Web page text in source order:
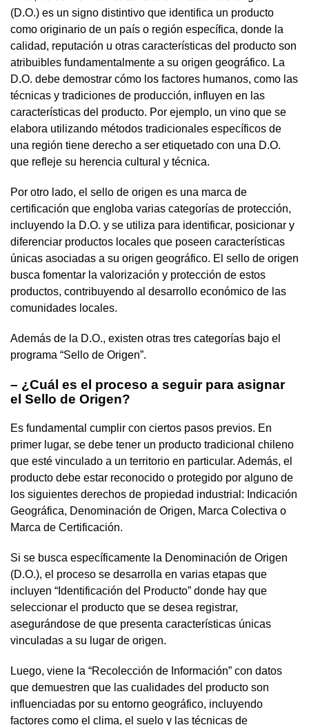
(D.O.) es un signo distintivo que identifica un producto
como originario de un país o región específica, donde la
calidad, reputación u otras características del producto son
atribuibles fundamentalmente a su origen geográfico. La
D.O. debe demostrar cómo los factores humanos, como las
técnicas y tradiciones de producción, influyen en las
características del producto. Por ejemplo, un vino que se
elabora utilizando métodos tradicionales específicos de
una región tiene derecho a ser etiquetado con una D.O.
que refleje su herencia cultural y técnica.
Por otro lado, el sello de origen es una marca de
certificación que engloba varias categorías de protección,
incluyendo la D.O. y se utiliza para identificar, posicionar y
diferenciar productos locales que poseen características
únicas asociadas a su origen geográfico. El sello de origen
busca fomentar la valorización y protección de estos
productos, contribuyendo al desarrollo económico de las
comunidades locales.
Además de la D.O., existen otras tres categorías bajo el
programa “Sello de Origen”.
– ¿Cuál es el proceso a seguir para asignar
el Sello de Origen?
Es fundamental cumplir con ciertos pasos previos. En
primer lugar, se debe tener un producto tradicional chileno
que esté vinculado a un territorio en particular. Además, el
producto debe estar reconocido o protegido por alguno de
los siguientes derechos de propiedad industrial: Indicación
Geográfica, Denominación de Origen, Marca Colectiva o
Marca de Certificación.
Si se busca específicamente la Denominación de Origen
(D.O.), el proceso se desarrolla en varias etapas que
incluyen “Identificación del Producto” donde hay que
seleccionar el producto que se desea registrar,
asegurándose de que presenta características únicas
vinculadas a su lugar de origen.
Luego, viene la “Recolección de Información” con datos
que demuestren que las cualidades del producto son
influenciadas por su entorno geográfico, incluyendo
factores como el clima, el suelo y las técnicas de